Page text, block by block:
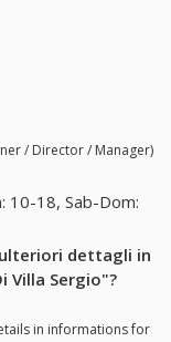
/ Director / Manager)
10-18, Sab-Dom:
dettagli in
Villa Sergio"?
in informations for